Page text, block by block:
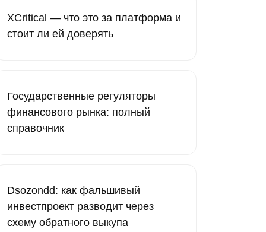
XCritical — что это за платформа и
стоит ли ей доверять
Государственные регуляторы
финансового рынка: полный
справочник
Dsozondd: как фальшивый
инвестпроект разводит через
схему обратного выкупа